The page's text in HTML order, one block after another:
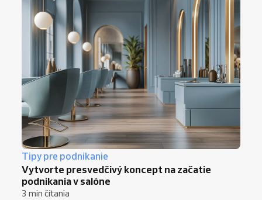
Tipy pre podnikanie
Vytvorte presvedčivý koncept na začatie
podnikania v salóne
3 min čítania